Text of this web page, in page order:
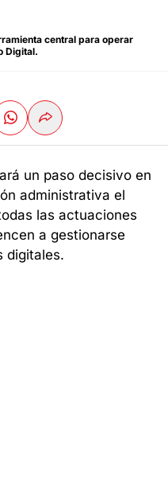
central para operar
Digital.
un paso decisivo en
administrativa el
las actuaciones
a gestionarse
digitales.